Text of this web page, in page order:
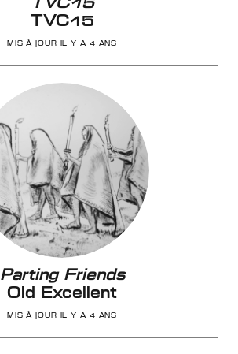
TVC15
MIS À JOUR IL Y A 4 ANS
Parting Friends
Old Excellent
MIS À JOUR IL Y A 4 ANS